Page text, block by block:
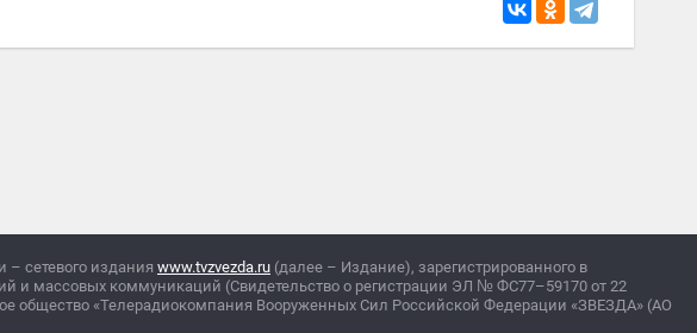
– сетевого издания www.tvzvezda.ru (далее – Издание), зарегистрированного в
и массовых коммуникаций (Свидетельство о регистрации ЭЛ № ФС77–59170 от 22
общество «Телерадиокомпания Вооруженных Сил Российской Федерации «ЗВЕЗДА» (АО